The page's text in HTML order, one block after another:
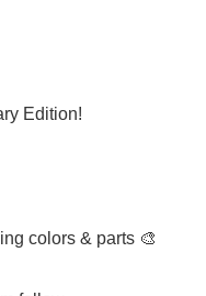
Edition!
colors & parts 🎨